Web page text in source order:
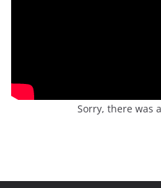
Sorry, there was